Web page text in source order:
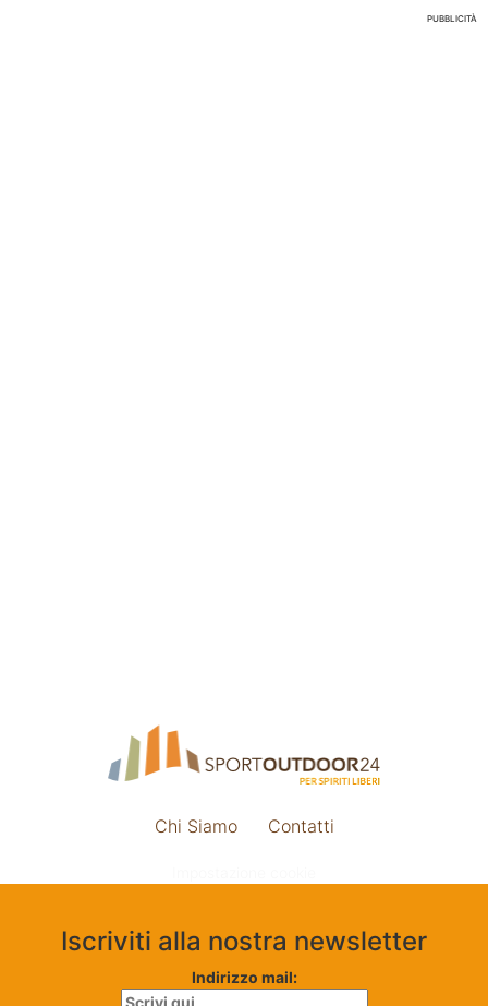
PUBBLICITÀ
Chi Siamo Contatti
Iscriviti alla nostra newsletter
Indirizzo mail: